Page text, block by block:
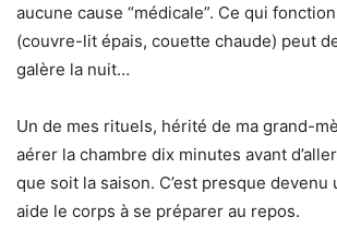
aucune cause “médicale”. Ce qui
(couvre-lit épais, couette chaude) peut
galère la nuit…
Un de mes rituels, hérité de ma grand-
aérer la chambre dix minutes avant
que soit la saison. C’est presque devenu
aide le corps à se préparer au repos.